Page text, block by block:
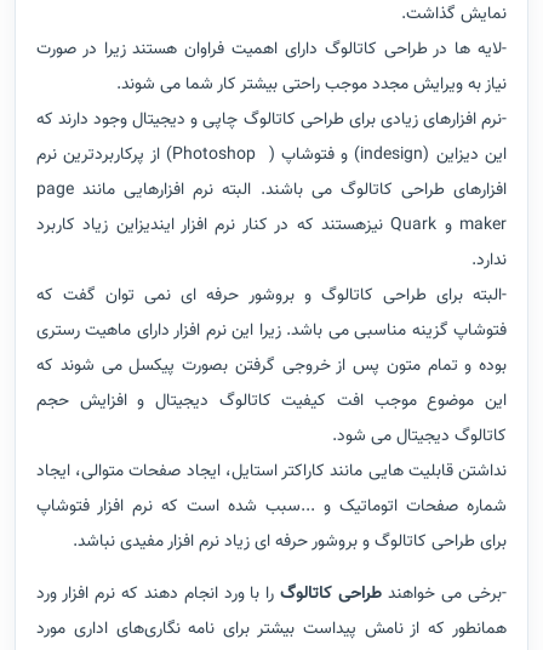
نمایش گذاشت.
-لایه ها در طراحی کاتالوگ دارای اهمیت فراوان هستند زیرا در صورت
نیاز به ویرایش مجدد موجب راحتی بیشتر کار شما می شوند.
-نرم افزارهای زیادی برای طراحی کاتالوگ چاپی و دیجیتال وجود دارند که
این دیزاین (indesign) و فتوشاپ ( Photoshop) از پرکاربردترین نرم
افزارهای طراحی کاتالوگ می باشند. البته نرم افزارهایی مانند page
maker و Quark نیزهستند که در کنار نرم افزار ایندیزاین زیاد کاربرد
ندارد.
-البته برای طراحی کاتالوگ و بروشور حرفه ای نمی توان گفت که
فتوشاپ گزینه مناسبی می باشد. زیرا این نرم افزار دارای ماهیت رستری
بوده و تمام متون پس از خروجی گرفتن بصورت پیکسل می شوند که
این موضوع موجب افت کیفیت کاتالوگ دیجیتال و افزایش حجم
کاتالوگ دیجیتال می شود.
نداشتن قابلیت هایی مانند کاراکتر استایل، ایجاد صفحات متوالی، ایجاد
شماره صفحات اتوماتیک و ...سبب شده است که نرم افزار فتوشاپ
برای طراحی کاتالوگ و بروشور حرفه ای زیاد نرم افزار مفیدی نباشد.
-برخی می خواهند طراحی کاتالوگرا با ورد انجام دهند که نرم افزار ورد
همانطور که از نامش پیداست بیشتر برای نامه نگاری‌های اداری مورد